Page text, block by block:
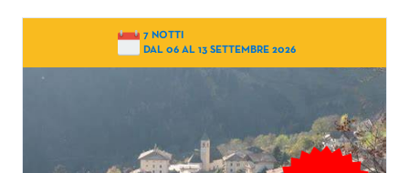
7 NOTTI
DAL 06 AL 13 SETTEMBRE 2026